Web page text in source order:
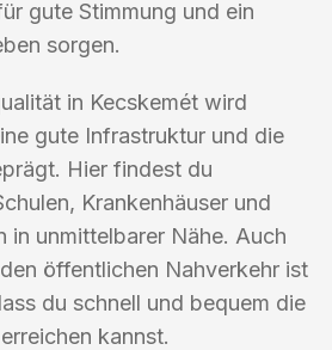
gute Stimmung und ein
sorgen.
in Kecskemét wird
gute Infrastruktur und die
Hier findest du
Krankenhäuser und
in unmittelbarer Nähe. Auch
öffentlichen Nahverkehr ist
du schnell und bequem die
kannst.